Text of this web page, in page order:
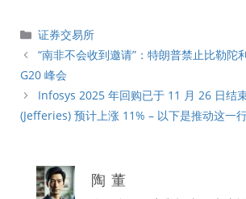
分
類
证券交易所
“南非不会收到邀请”：特朗普禁止比勒陀
G20 峰会
Infosys 2025 年回购已于 11 月 26 日结
(Jefferies) 预计上涨 11% – 以下是推动这一
陶 董